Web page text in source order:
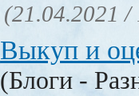
(21.04.2021 /
Выкуп и
(Блоги -